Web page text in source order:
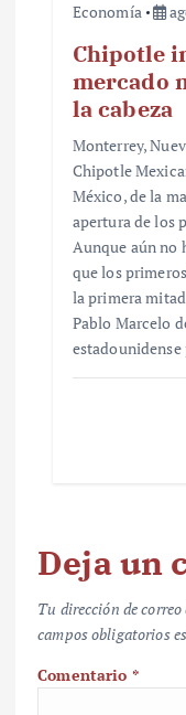
Economía
Chipotle
mercado
la cabeza
Monterrey,
Chipotle
México, de la
apertura de los
Aunque aún no
que los
la primera
Pablo Marcelo
Deja un
Tu dirección de
campos obligatorios
Comentario *